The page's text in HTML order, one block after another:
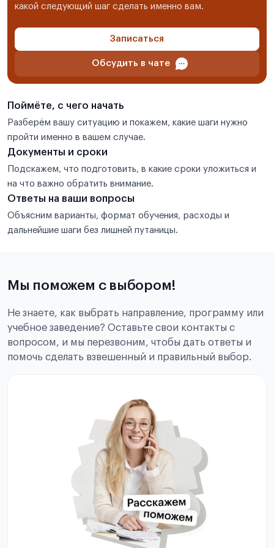
какой следующий шаг сделать именно вам.
Записаться
Обсудить в чате
Поймёте, с чего начать
Разберём вашу ситуацию и покажем, какие шаги нужно
пройти именно в вашем случае.
Документы и сроки
Подскажем, что подготовить, в какие сроки уложиться и
на что важно обратить внимание.
Ответы на ваши вопросы
Объясним варианты, формат обучения, расходы и
дальнейшие шаги без лишней путаницы.
Мы поможем с выбором!
Не знаете, как выбрать направление, программу или
учебное заведение? Оставьте свои контакты с
вопросом, и мы перезвоним, чтобы дать ответы и
помочь сделать взвешенный и правильный выбор.